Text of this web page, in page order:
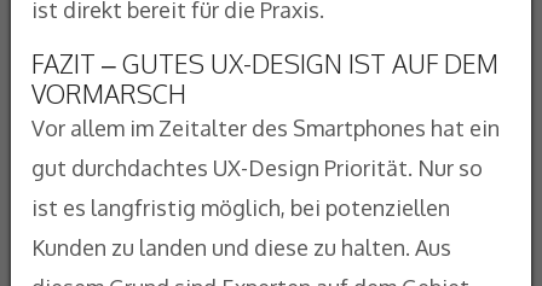
ist direkt bereit für die Praxis.
FAZIT – GUTES UX-DESIGN IST AUF DEM
VORMARSCH
Vor allem im Zeitalter des Smartphones hat ein
gut durchdachtes UX-Design Priorität. Nur so
ist es langfristig möglich, bei potenziellen
Kunden zu landen und diese zu halten. Aus